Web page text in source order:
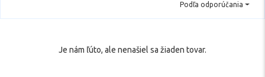
Podľa odporúčania
Je nám ľúto, ale nenašiel sa žiaden tovar.